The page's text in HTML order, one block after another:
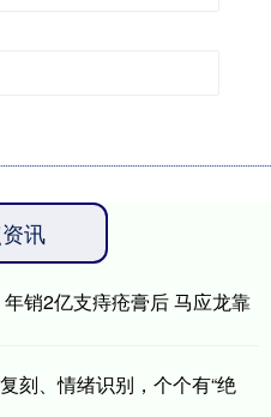
讯
销2亿支痔疮膏后 马应龙靠
刻、情绪识别，个个有“绝